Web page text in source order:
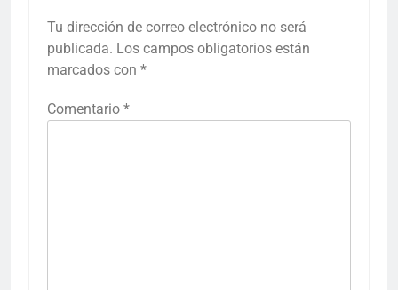
Tu dirección de correo electrónico no será
publicada. Los campos obligatorios están
marcados con *
Comentario *